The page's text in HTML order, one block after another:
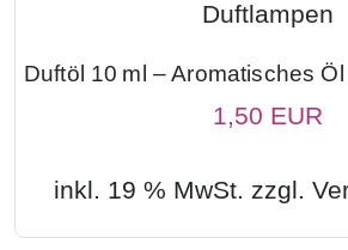
Duftöl 10 Ml – Aromatisches
1,50 EUR
inkl. 19 % MwSt. zzgl.